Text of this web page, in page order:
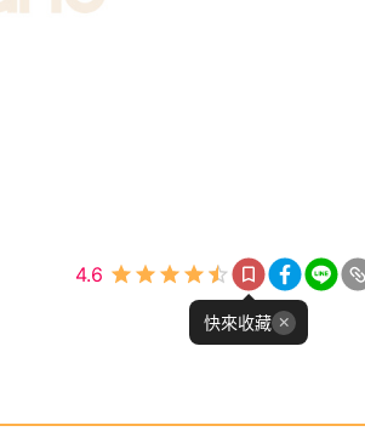
4.6
快來收藏